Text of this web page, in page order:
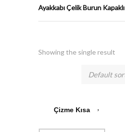
Ayakkabı Çelik Burun Kapaklı
Showing the single result
Çizme Kısa